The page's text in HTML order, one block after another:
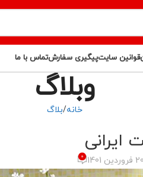
قوانین سایتپیگیری سفارشتماس با ما
وبلاگ
خانه بلاگ
ایرانی
0